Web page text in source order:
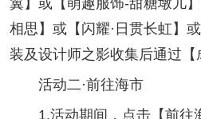
相思】或【闪耀·日贯长虹】
装及设计师之影收集后通过【
活动二·前往海市
1.活动期间，点击【前往